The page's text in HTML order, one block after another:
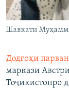
Шавкати
Додгоҳи
маркази
Тоҷикистонро